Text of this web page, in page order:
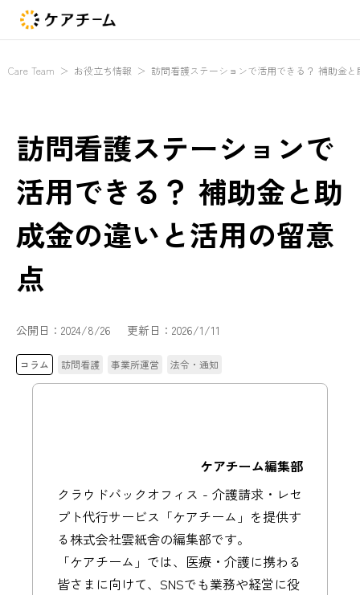
Care Team ＞ お役立ち情報 ＞ 訪問看護ステーションで活用できる？ 補助金
訪問看護ステーションで
活用できる？ 補助金と助
成金の違いと活用の留意
点
公開日： 2024/8/26 更新日： 2026/1/11
コラム 訪問看護 事業所運営 法令・通知
ケアチーム編集部
クラウドバックオフィス - 介護請求・レセ
プト代行サービス「ケアチーム」を提供す
る株式会社雲紙舎の編集部です。
「ケアチーム」では、医療・介護に携わる
皆さまに向けて、SNSでも業務や経営に役